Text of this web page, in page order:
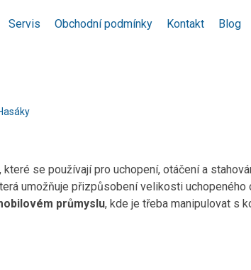
Servis Obchodní podmínky Kontakt Blog
se používají pro uchopení, otáčení a
umožňuje přizpůsobení velikosti uchopeného
průmyslu, kde je třeba manipulovat s